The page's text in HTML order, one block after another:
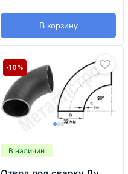
В корзину
В наличии
-10%